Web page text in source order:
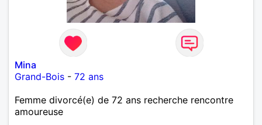
Mina
Grand-Bois - 72 ans
Femme divorcé(e) de 72 ans recherche rencontre
amoureuse